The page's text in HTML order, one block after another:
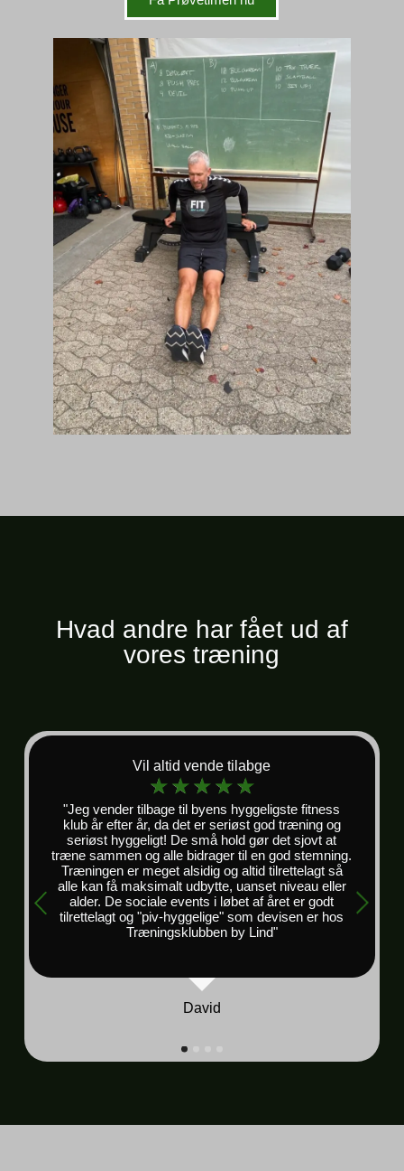
Hvad andre har fået ud af
vores træning
David
Vil altid vende tilabge
☆ ☆ ☆ ☆ ☆
"Jeg vender tilbage til byens hyggeligste fitness
klub år efter år, da det er seriøst god træning og
seriøst hyggeligt! De små hold gør det sjovt at
træne sammen og alle bidrager til en god stemning.
Træningen er meget alsidig og altid tilrettelagt så
alle kan få maksimalt udbytte, uanset niveau eller
alder. De sociale events i løbet af året er godt
tilrettelagt og "piv-hyggelige" som devisen er hos
Træningsklubben by Lind"